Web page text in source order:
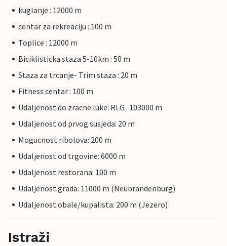
kuglanje : 12000 m
centar za rekreaciju : 100 m
Toplice : 12000 m
Biciklisticka staza 5-10km : 50 m
Staza za trcanje- Trim staza : 20 m
Fitness centar : 100 m
Udaljenost do zracne luke: RLG : 103000 m
Udaljenost od prvog susjeda: 20 m
Mogucnost ribolova: 200 m
Udaljenost od trgovine: 6000 m
Udaljenost restorana: 100 m
Udaljenost grada: 11000 m (Neubrandenburg)
Udaljenost obale/kupalista: 200 m (Jezero)
Istraži